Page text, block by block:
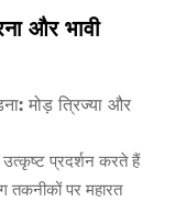
और भावी
मोड़ त्रिज्या और
उत्कृष्ट प्रदर्शन करते हैं
तकनीकों पर महारत